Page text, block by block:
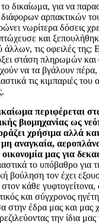
δικαίωμα, για να
αρπακτικών
νωρίτερα δόσεις
και
άλλων, τις οφειλές της;
στάση πληρωμών και
να τα βγάλουν
τις κιμπαριές
περιφέρεται
βιομηχανίας ως
χρήσιμα αλλά
αναγκαία,
μας για
το υπόβαθρο για
βούληση τον έχει
κάθε
και σύγχρονος
στην έδρα μας και μας
την ίδια